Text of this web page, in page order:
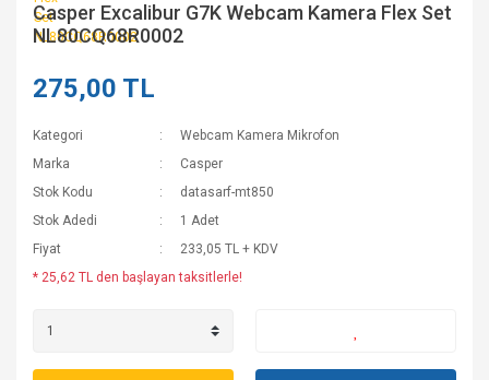
Casper Excalibur G7K Webcam Kamera Flex Set
NL80CQ68R0002
275,00 TL
Kategori
Webcam Kamera Mikrofon
Marka
Casper
Stok Kodu
datasarf-mt850
Stok Adedi
1 Adet
Fiyat
233,05 TL + KDV
* 25,62 TL den başlayan taksitlerle!